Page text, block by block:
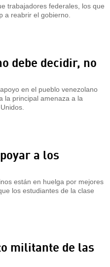
trabajadores federales, los que
a reabrir el gobierno.
debe decidir, no
en el pueblo venezolano
la principal amenaza a la
a los
están en huelga por mejores
los estudiantes de la clase
militante de las